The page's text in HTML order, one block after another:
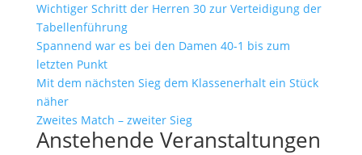
Wichtiger Schritt der Herren 30 zur Verteidigung der
Tabellenführung
Spannend war es bei den Damen 40-1 bis zum
letzten Punkt
Mit dem nächsten Sieg dem Klassenerhalt ein Stück
näher
Zweites Match – zweiter Sieg
Anstehende Veranstaltungen